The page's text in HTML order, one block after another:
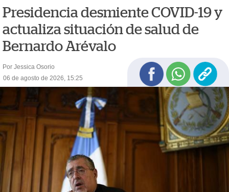
Presidencia desmiente COVID-19 y
actualiza situación de salud de
Bernardo Arévalo
Por Jessica Osorio
06 de agosto de 2026, 15:25